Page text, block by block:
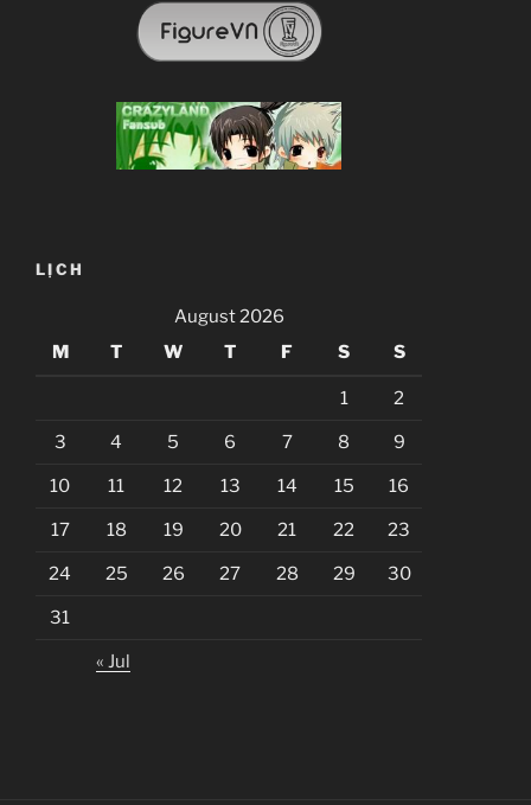
LỊCH
August 2026
M
T W T F S S
1 2
3 4 5 6 7 8 9
10 11 12 13 14 15 16
17 18 19 20 21 22 23
24 25 26 27 28 29 30
31
« Jul